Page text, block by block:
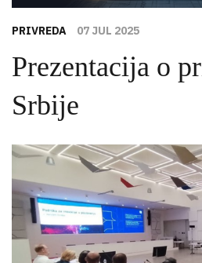
PRIVREDA 07 JUL 2025
Prezentacija o
Srbije